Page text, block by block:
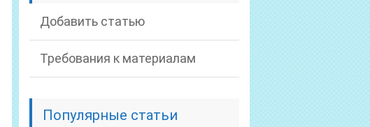
Добавить статью
Требования к материалам
Популярные статьи